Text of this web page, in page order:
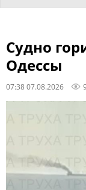
Судно
Одессы
07:38 07.08.2026